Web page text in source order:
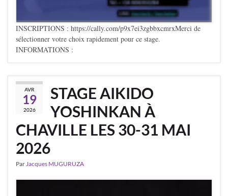
INSCRIPTIONS : https://cally.com/p9x7ei3zgbbxcmrxMerci de
sélectionner votre choix rapidement pour ce stage.
INFORMATIONS :
AVR
19
2026
STAGE AIKIDO
YOSHINKAN À
CHAVILLE LES 30-31 MAI
2026
Par Jacques MUGURUZA